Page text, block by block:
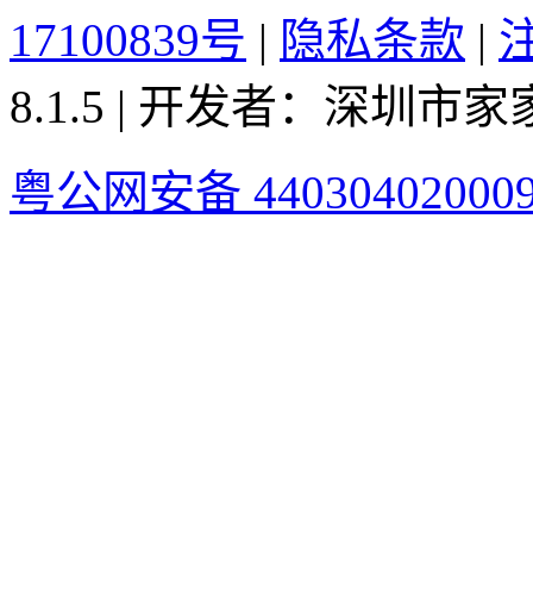
17100839号 | 隐私条款 |
8.1.5 | 开发者：深圳市
粤公网安备